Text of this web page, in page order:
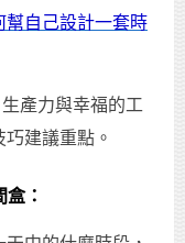
幫自己設計一套時
產力與幸福的工
建議重點。
：